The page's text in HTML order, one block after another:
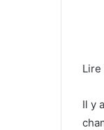
Lire
Il y